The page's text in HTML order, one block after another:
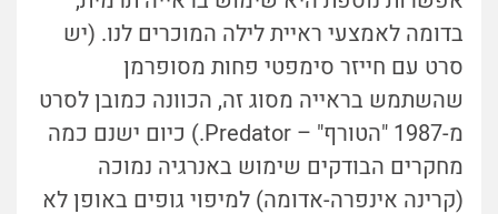
בדומה לאמצעי ראיית לילה המוכרים לנו. (יש
סרט עם חייזר סימפטי פחות מסופרמן
שהשתמש בראייה מסוג זה, הכוונה כמובן לסרט
מ-1987 "הטורף" – Predator.) כיום ישנם כמה
מחקרים הבודקים שימוש באנרגיה נמוכה
(קרינה אינפרה-אדומה) למיפוי גופים באופן לא